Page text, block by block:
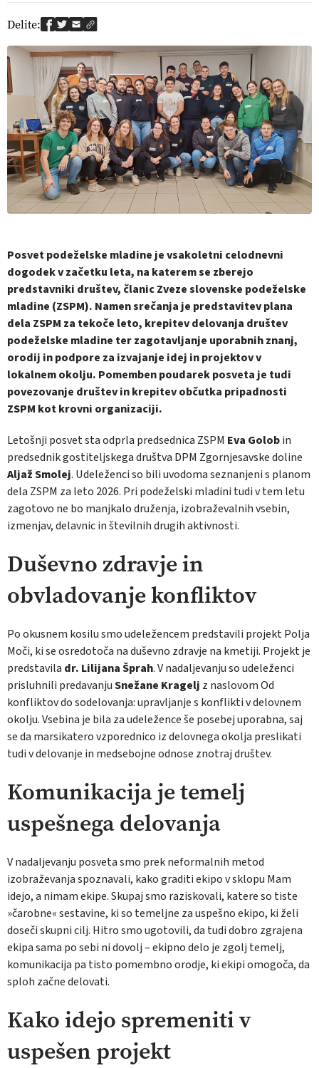
Delite:
Posvet podeželske mladine je vsakoletni celodnevni
dogodek v začetku leta, na katerem se zberejo
predstavniki društev, članic Zveze slovenske podeželske
mladine (ZSPM). Namen srečanja je predstavitev plana
dela ZSPM za tekoče leto, krepitev delovanja društev
podeželske mladine ter zagotavljanje uporabnih znanj,
orodij in podpore za izvajanje idej in projektov v
lokalnem okolju. Pomemben poudarek posveta je tudi
povezovanje društev in krepitev občutka pripadnosti
ZSPM kot krovni organizaciji.
Letošnji posvet sta odprla predsednica ZSPM Eva Golobin
predsednik gostiteljskega društva DPM Zgornjesavske doline
Aljaž Smolej. Udeleženci so bili uvodoma seznanjeni s planom
dela ZSPM za leto 2026. Pri podeželski mladini tudi v tem letu
zagotovo ne bo manjkalo druženja, izobraževalnih vsebin,
izmenjav, delavnic in številnih drugih aktivnosti.
Duševno zdravje in
obvladovanje konfliktov
Po okusnem kosilu smo udeležencem predstavili projekt Polja
Moči, ki se osredotoča na duševno zdravje na kmetiji. Projekt je
predstavila dr. Lilijana Šprah. V nadaljevanju so udeleženci
prisluhnili predavanjuSnežane Kragelj z naslovom Od
konfliktov do sodelovanja: upravljanje s konflikti v delovnem
okolju. Vsebina je bila za udeležence še posebej uporabna, saj
se da marsikatero vzporednico iz delovnega okolja preslikati
tudi v delovanje in medsebojne odnose znotraj društev.
Komunikacija je temelj
uspešnega delovanja
V nadaljevanju posveta smo prek neformalnih metod
izobraževanja spoznavali, kako graditi ekipo v sklopu Mam
idejo, a nimam ekipe. Skupaj smo raziskovali, katere so tiste
»čarobne« sestavine, ki so temeljne za uspešno ekipo, ki želi
doseči skupni cilj. Hitro smo ugotovili, da tudi dobro zgrajena
ekipa sama po sebi ni dovolj – ekipno delo je zgolj temelj,
komunikacija pa tisto pomembno orodje, ki ekipi omogoča, da
sploh začne delovati.
Kako idejo spremeniti v
uspešen projekt